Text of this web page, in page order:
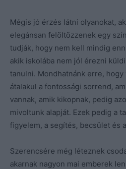
Mégis jó érzés látni olyanokat,
elegánsan felöltözzenek egy
tudják, hogy nem kell mindig
akik iskolába nem jól érezni
tanulni. Mondhatnánk erre,
átalakul a fontossági sorrend,
vannak, amik kikopnak, pedig
mivoltunk alapját. Ezek pedig a
figyelem, a segítés, becsület és
Szerencsére még léteznek
akarnak nagyon mai emberek